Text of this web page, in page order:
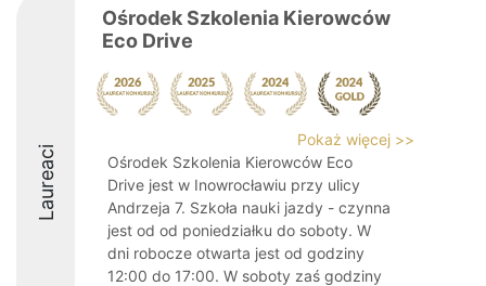
Laureaci
Ośrodek Szkolenia Kierowców
Eco Drive
Pokaż więcej >>
Ośrodek Szkolenia Kierowców Eco
Drive jest w Inowrocławiu przy ulicy
Andrzeja 7. Szkoła nauki jazdy - czynna
jest od od poniedziałku do soboty. W
dni robocze otwarta jest od godziny
12:00 do 17:00. W soboty zaś godziny